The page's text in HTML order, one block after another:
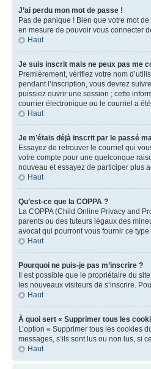
J’ai perdu mon mot de passe !
Pas de panique ! Bien que votre mot
en mesure de pouvoir vous connecter
Haut
Je suis inscrit mais ne peux pas me
Premièrement, vérifiez votre nom
pendant l’inscription, vous devrez
puissiez ouvrir une session ; cette
courrier électronique ou le courriel a
Haut
Je m’étais déjà inscrit par le passé
Essayez de retrouver le courriel qui
votre compte pour une quelconque
nouveau et essayez de participer plus
Haut
Qu’est-ce que la COPPA ?
La COPPA (Child Online Privacy and
parents ou des tuteurs légaux des
avocat qui pourront vous fournir ce
Haut
Pourquoi ne puis-je pas m’inscrire ?
Il est possible que le propriétaire du
les nouveaux visiteurs de s’inscrire.
Haut
À quoi sert « Supprimer tous les
L’option « Supprimer tous les cookies
messages, s’ils sont lus ou non lus, si
Haut